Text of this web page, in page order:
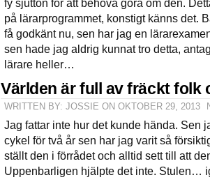
fy sjutton för att behöva göra om den.
på lärarprogrammet, konstigt känns det.
få godkänt nu, sen har jag en
sen hade jag aldrig kunnat tro detta,
lärare heller…
Världen är full av fräckt folk
WRITTEN BY: JOSSIE ON OKTOBER 29, 2013
Jag fattar inte hur det kunde hända. Sen
cykel för två år sen har jag varit så
ställt den i förrådet och alltid sett till att
Uppenbarligen hjälpte det inte. Stulen…